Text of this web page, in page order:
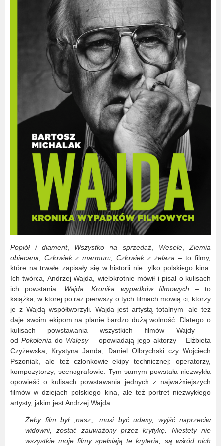
Popiół i diament, Wszystko na sprzedaż Wesele
Ziemia
obiecana
Człowiek z marmuru Człowiek z żelaza – to filmy,
które na trwałe zapisały się w historii nie tylko polskiego kina.
Ich twórca, Andrzej Wajda, wielokrotnie mówił i pisał o kulisach
ich powstania. Wajda. Kronika wypadków filmowych – to
książka, w której po raz pierwszy o tych filmach mówią ci, którzy
je z Wajdą współtworzyli. Wajda jest artystą totalnym, ale też
daje swoim ekipom na planie bardzo dużą wolność. Dlatego o
kulisach powstawania wszystkich filmów Wajdy –
odPokolenia do Wałęsy– opowiadają jego aktorzy – Elżbieta
Czyżewska, Krystyna Janda, Daniel Olbrychski czy Wojciech
Pszoniak, ale też członkowie ekipy technicznej: operatorzy,
kompozytorzy, scenografowie. Tym samym powstała niezwykła
opowieść o kulisach powstawania jednych z najważniejszych
filmów w dziejach polskiego kina, ale też portret niezwykłego
artysty, jakim jest Andrzej Wajda.
Żeby film był „nasz„, musi być udany, wyjść naprzeciw
widowni, zostać zauważony przez krytykę. Niestety nie
wszystkie moje filmy spełniają te kryteria, są wśród nich